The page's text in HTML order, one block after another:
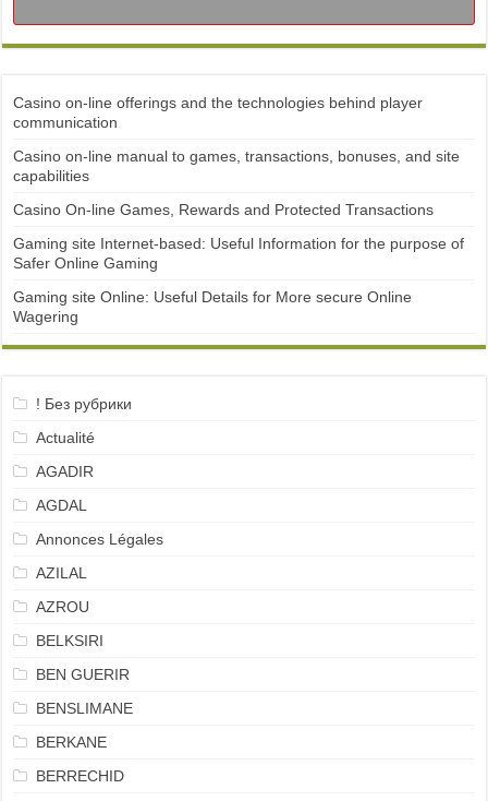
Casino on-line offerings and the technologies behind player
communication
Casino on-line manual to games, transactions, bonuses, and site
capabilities
Casino On-line Games, Rewards and Protected Transactions
Gaming site Internet-based: Useful Information for the purpose of
Safer Online Gaming
Gaming site Online: Useful Details for More secure Online
Wagering
! Без рубрики
Actualité
AGADIR
AGDAL
Annonces Légales
AZILAL
AZROU
BELKSIRI
BEN GUERIR
BENSLIMANE
BERKANE
BERRECHID